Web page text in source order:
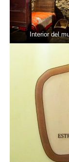
Interior del